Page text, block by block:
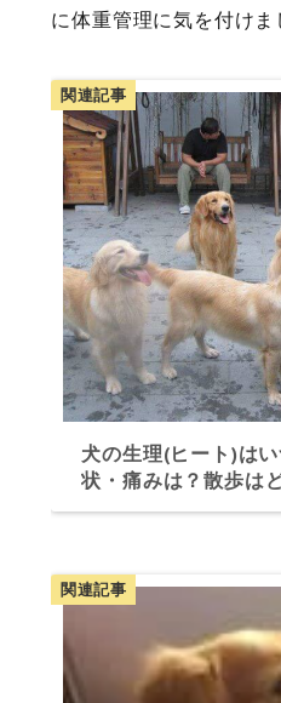
に体重管理に気を付けま
関連記事
犬の生理(ヒート)は
状・痛みは？散歩は
関連記事